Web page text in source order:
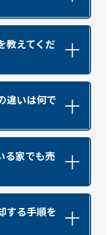
教えてくだ
違いは何で
る家でも売
する手順を